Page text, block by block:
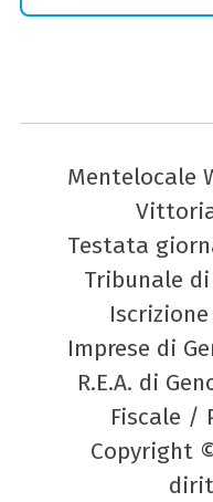
Mentelocale
Testata
Tribunale di
Imprese di
R.E.A. di
Fiscale /
Copyright